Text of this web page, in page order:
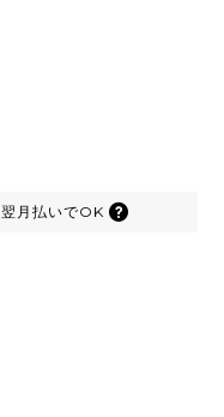
翌月払いでOK